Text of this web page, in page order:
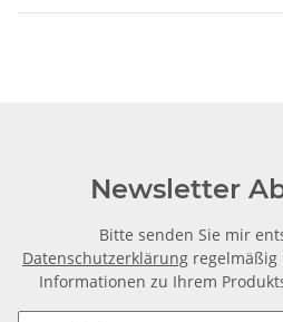
Newsletter
Bitte senden Sie mir
Datenschutzerklärung
Informationen zu Ihrem